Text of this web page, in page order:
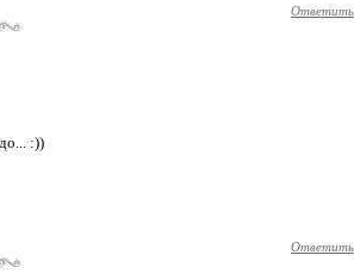
Ответить
:))
Ответить